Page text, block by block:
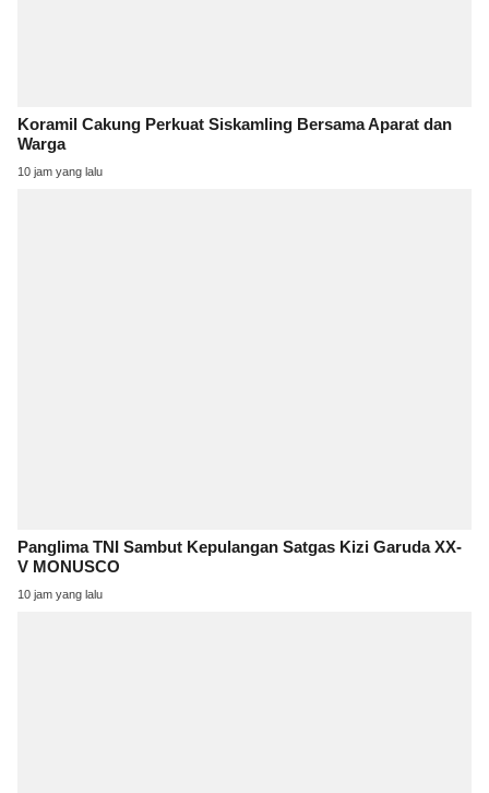
Koramil Cakung Perkuat Siskamling Bersama Aparat dan
Warga
10 jam yang lalu
Panglima TNI Sambut Kepulangan Satgas Kizi Garuda XX-
V MONUSCO
10 jam yang lalu